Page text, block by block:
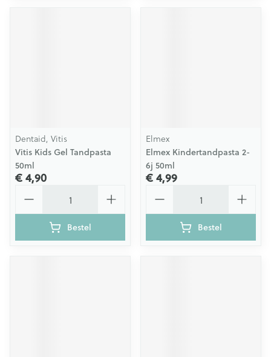
Dentaid, Vitis
Vitis Kids Gel Tandpasta
50ml
€ 4,90
Bestel
Elmex
Elmex Kindertandpasta 2-
6j 50ml
€ 4,99
Bestel